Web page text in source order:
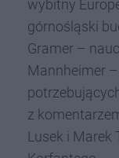
wybitny
górnośląski
Gramer –
Mannheimer
z
Lusek i Marek